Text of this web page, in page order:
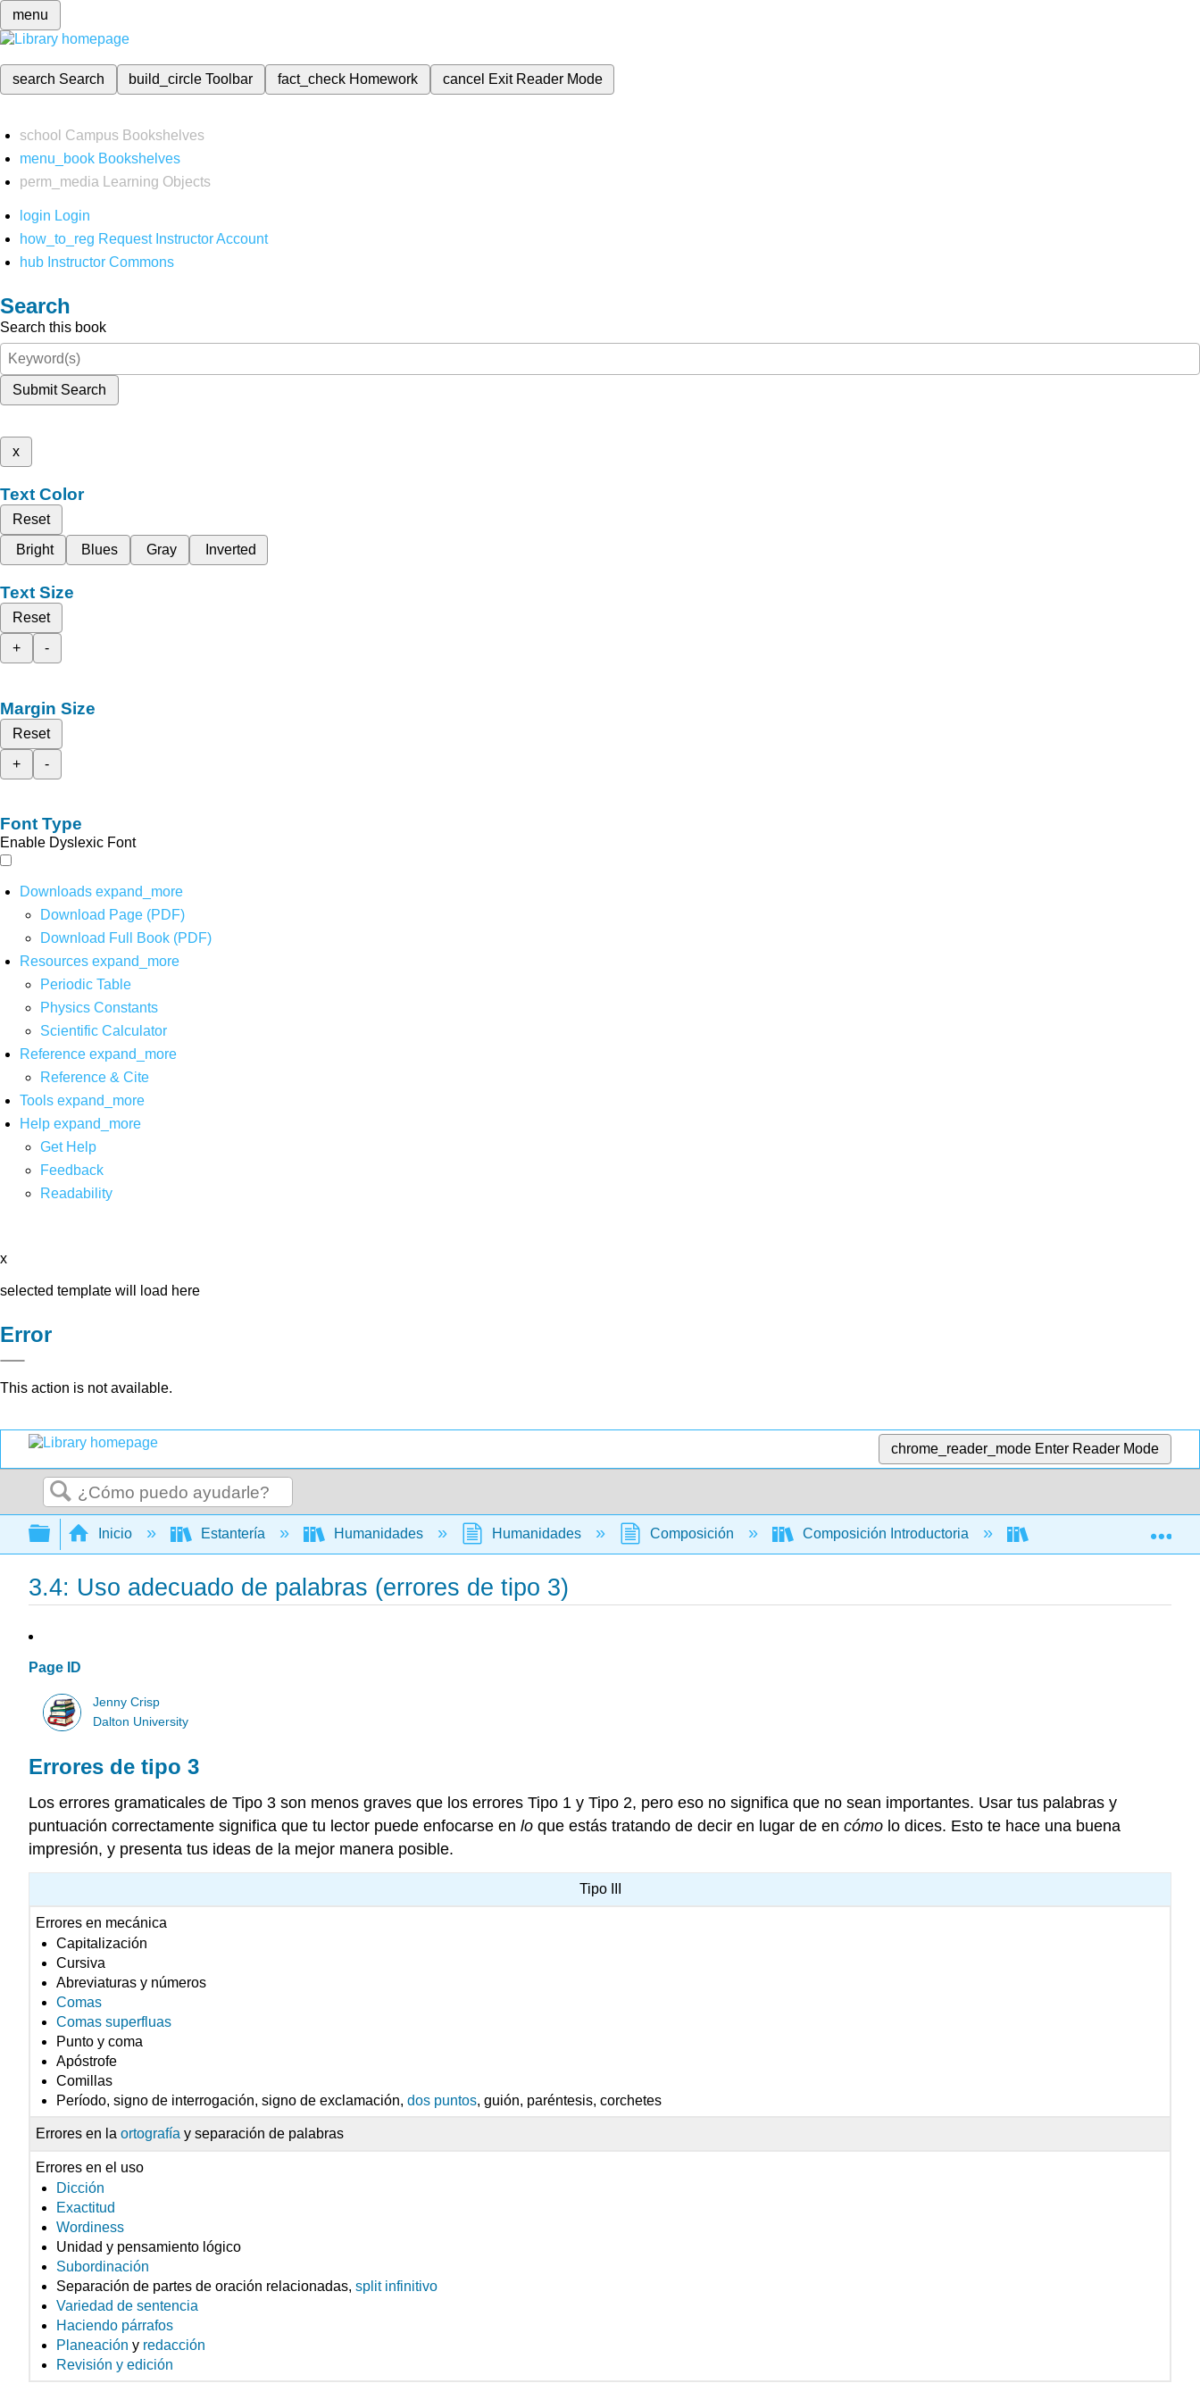
menu
search Search build_circleToolbar fact_check Homework cancel Exit Reader Mode
school Campus Bookshelves
menu_book Bookshelves
perm_media
Learning Objects
login Login
how_to_reg Request Instructor Account
hub Instructor Commons
Search
Search this book
Submit Search
x
Text Color
Reset
Bright
Blues Gray Inverted
Text Size
Reset
+
-
Margin Size
Reset
+
-
Font Type
Enable Dyslexic Font
Downloads expand_more
Download Page (PDF)
Download Full Book (PDF)
Resources expand_more
Periodic Table
Physics Constants
Scientific Calculator
Reference expand_more
Reference & Cite
Tools expand_more
Help expand_more
Get Help
Feedback
Readability
x
selected template will load here
Error
This action is not available.
chrome_reader_mode Enter Reader Mode
Buscar
Expandir/contraer jerarquía global
Inicio Estantería Humanidades Humanidades Composición Composición Introductoria Libro: La Guía del
3.4: Uso adecuado de palabras (errores de tipo 3)
Page ID
Jenny Crisp
Dalton University
Errores de tipo 3
Los errores gramaticales de Tipo 3 son menos graves que los errores Tipo 1 y Tipo 2, pero eso no significa que no sean importantes. Usar tus palabras y
puntuación correctamente significa que tu lector puede enfocarse en lo que estás tratando de decir en lugar de en cómo lo dices. Esto te hace una buena
impresión, y presenta tus ideas de la mejor manera posible.
Tipo III
Errores en mecánica
Capitalización
Cursiva
Abreviaturas y números
Comas
Comas superfluas
Punto y coma
Apóstrofe
Comillas
Período, signo de interrogación, signo de exclamación, dos puntos, guión, paréntesis, corchetes
Errores en laortografía y separación de palabras
Errores en el uso
Dicción
Exactitud
Wordiness
Unidad y pensamiento lógico
Subordinación
Separación de partes de oración relacionadas, split infinitivo
Variedad de sentencia
Haciendo párrafos
Planeación y redacción
Revisión y edición